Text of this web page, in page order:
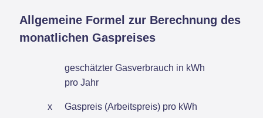
Allgemeine Formel zur Berechnung des
monatlichen Gaspreises
geschätzter Gasverbrauch in kWh
pro Jahr
x Gaspreis (Arbeitspreis) pro kWh